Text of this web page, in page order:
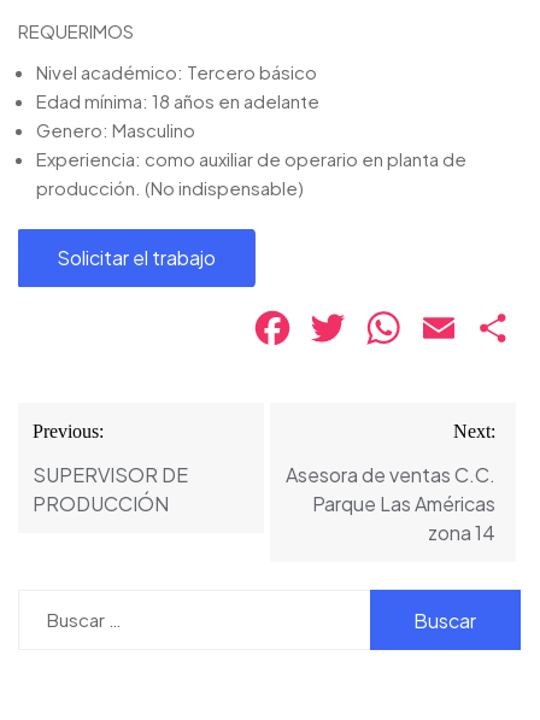
REQUERIMOS
Nivel académico: Tercero básico
Edad mínima: 18 años en adelante
Genero: Masculino
Experiencia: como auxiliar de operario en planta de
producción. (No indispensable)
Facebook
Twitter WhatsApp
Email
Navegación
de
entradas
Previous:
SUPERVISOR DE
PRODUCCIÓN
Next:
Asesora de ventas C.C.
Parque Las Américas
zona 14